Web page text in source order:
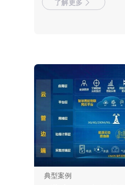
了解更多
典型案例